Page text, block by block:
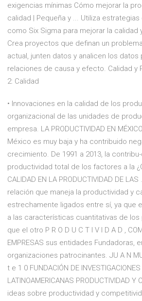
exigencias mínimas Cómo mejorar la
calidad | Pequeña y ... Utiliza
como Six Sigma para mejorar la calidad
Crea proyectos que definan un
actual, junten datos y analicen los datos
relaciones de causa y efecto. Calidad y
2: Calidad
• Innovaciones en la calidad de los
organizacional de las unidades de
empresa. LA PRODUCTIVIDAD EN
México es muy baja y ha contribuido
crecimiento. De 1991 a 2013, la
productividad total de los factores a la
CALIDAD EN LA PRODUCTIVIDAD DE
relación que maneja la productividad y
estrechamente ligados entre sí, ya que
a las características cuantitativas de
que el otro P R O D U C T I V I D A D ,
EMPRESAS sus entidades Fundadoras,
organizaciones patrocinantes. JU A N
t e 1 0 FUNDACIÓN DE
LATINOAMERICANAS PRODUCTIVIDAD Y
ideas sobre productividad y